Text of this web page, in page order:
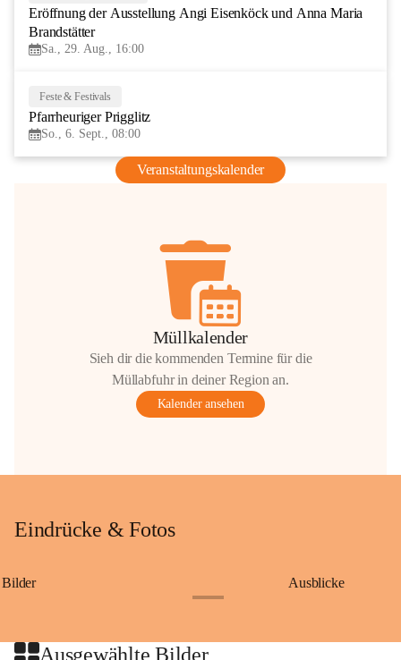
AUG
Eröffnung der Ausstellung Angi Eisenköck und Anna Maria
Brandstätter
Sa., 29. Aug., 16:00
Feste & Festivals
Pfarrheuriger Prigglitz
So., 6. Sept., 08:00
Veranstaltungskalender
Müllkalender
Sieh dir die kommenden Termine für die
Müllabfuhr in deiner Region an.
Kalender ansehen
Eindrücke & Fotos
Bilder Ausblicke
Ausgewählte Bilder